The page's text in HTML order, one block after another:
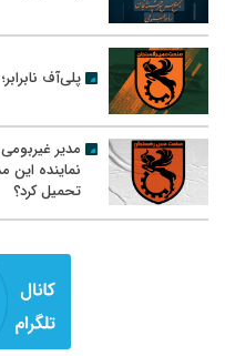
پلی‌آف
نماینده
تحمیل کرد؟